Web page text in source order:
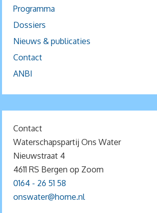
Programma
Dossiers
Nieuws & publicaties
Contact
ANBI
Contact
Waterschapspartij Ons Water
Nieuwstraat 4
4611 RS Bergen op Zoom
0164 - 26 51 58
onswater@home.nl